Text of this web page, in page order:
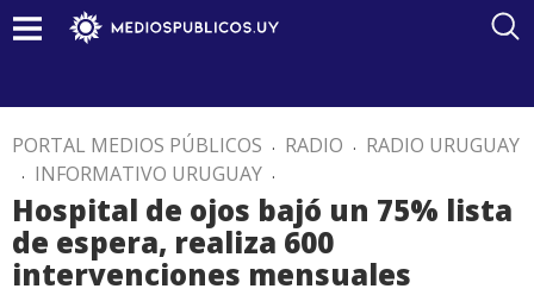
PORTAL MEDIOS PÚBLICOS . RADIO . RADIO URUGUAY
. INFORMATIVO URUGUAY .
Hospital de ojos bajó un 75% lista
de espera, realiza 600
intervenciones mensuales